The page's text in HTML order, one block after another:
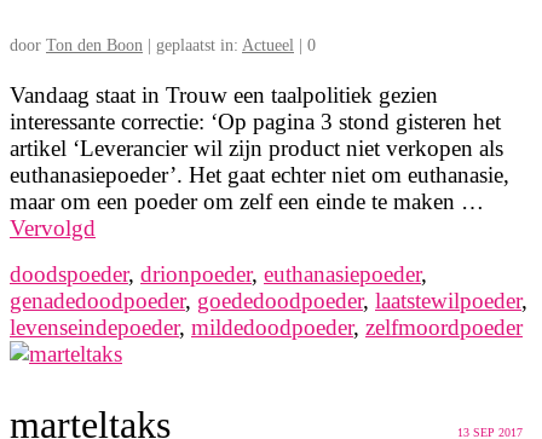
door Ton den Boon geplaatst in: Actueel 0
Vandaag staat in Trouw een taalpolitiek gezien
interessante correctie: ‘Op pagina 3 stond gisteren het
artikel ‘Leverancier wil zijn product niet verkopen als
euthanasiepoeder’. Het gaat echter niet om euthanasie,
maar om een poeder om zelf een einde te maken …
Vervolgd
doodspoeder, drionpoeder, euthanasiepoeder,
genadedoodpoeder, goededoodpoeder, laatstewilpoeder,
levenseindepoeder, mildedoodpoeder, zelfmoordpoeder
13 SEP 2017
marteltaks